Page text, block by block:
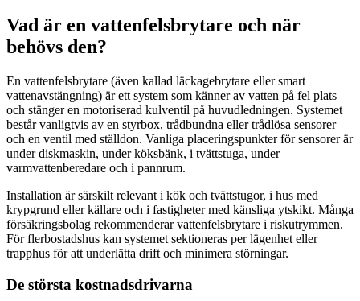
Vad är en vattenfelsbrytare och när
behövs den?
En vattenfelsbrytare (även kallad läckagebrytare eller smart
vattenavstängning) är ett system som känner av vatten på fel plats
och stänger en motoriserad kulventil på huvudledningen. Systemet
består vanligtvis av en styrbox, trådbundna eller trådlösa sensorer
och en ventil med ställdon. Vanliga placeringspunkter för sensorer är
under diskmaskin, under köksbänk, i tvättstuga, under
varmvattenberedare och i pannrum.
Installation är särskilt relevant i kök och tvättstugor, i hus med
krypgrund eller källare och i fastigheter med känsliga ytskikt. Många
försäkringsbolag rekommenderar vattenfelsbrytare i riskutrymmen.
För flerbostadshus kan systemet sektioneras per lägenhet eller
trapphus för att underlätta drift och minimera störningar.
De största kostnadsdrivarna